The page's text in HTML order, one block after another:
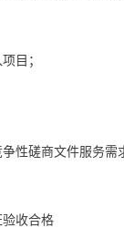
目；
性磋商文件服务需
收合格